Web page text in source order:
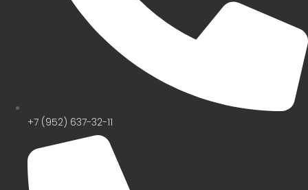
+7 (952) 637-32-11